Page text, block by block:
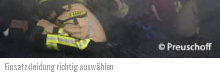
Einsatzkleidung richtig auswählen